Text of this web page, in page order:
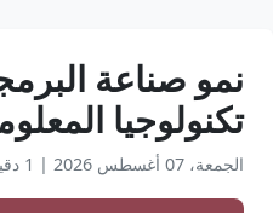
نمو صناعة
تكنولوجيا
الجمعة، 07 أغسطس 2026 | 1 دقيقة قراءة